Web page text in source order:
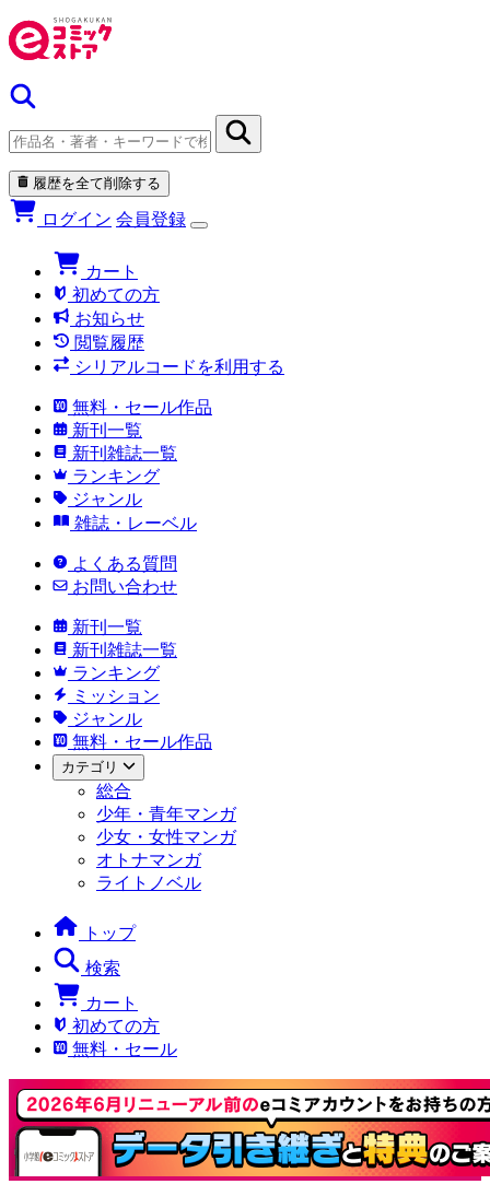
履歴を全て削除する
ログイン 会員登録
カート
初めての方
お知らせ
閲覧履歴
シリアルコードを利用する
無料・セール作品
新刊一覧
新刊雑誌一覧
ランキング
ジャンル
雑誌・レーベル
よくある質問
お問い合わせ
新刊一覧
新刊雑誌一覧
ランキング
ミッション
ジャンル
無料・セール作品
カテゴリ
総合
少年・青年マンガ
少女・女性マンガ
オトナマンガ
ライトノベル
トップ
検索
カート
初めての方
無料・セール